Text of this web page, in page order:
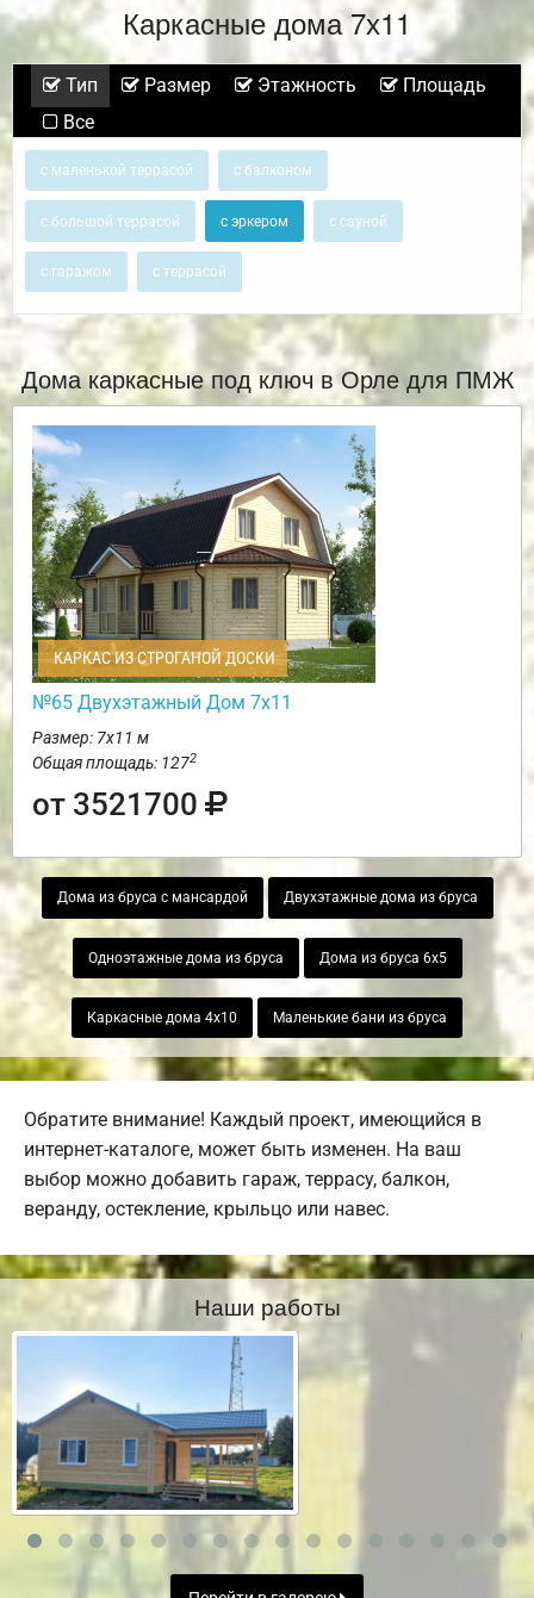
Каркасные дома 7х11
Тип Размер Этажность
Площадь
Все
с маленькой террасой с балконом
с большой террасой с эркером с сауной
с гаражом с террасой
Дома каркасные под ключ в Орле для ПМЖ
КАРКАС ИЗ СТРОГАНОЙ ДОСКИ
№65 Двухэтажный Дом 7х11
Размер: 7х11 м
Общая площадь: 1272
от 3521700
Дома из бруса с мансардой Двухэтажные дома из бруса
Одноэтажные дома из бруса Дома из бруса 6х5
Каркасные дома 4х10 Маленькие бани из бруса
Обратите внимание! Каждый проект, имеющийся в
интернет-каталоге, может быть изменен. На ваш
выбор можно добавить гараж, террасу, балкон,
веранду, остекление, крыльцо или навес.
Наши работы